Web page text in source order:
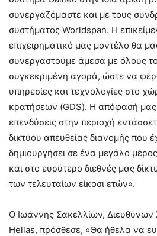
συνεργαζόμαστε και με τους
συστήματος Worldspan. Η
επιχειρηματικό μας μοντέλο θα
συνεργαστούμε άμεσα με όλους
συγκεκριμένη αγορά, ώστε να
υπηρεσίες και τεχνολογίες στο
κρατήσεων (GDS). Η απόφασή
επενδύσεις στην περιοχή
δικτύου απευθείας διανομής που
δημιουργήσει σε ένα μεγάλο
και στο ευρύτερο διεθνές μας
των τελευταίων είκοσι ετών».
Ο Ιωάννης Σακελλίων, Διευθύνων
Hellas, πρόσθεσε, «Θα ήθελα να